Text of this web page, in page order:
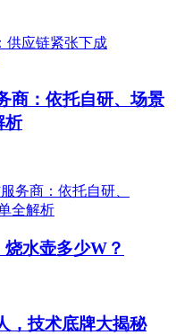
商：依托自研、场景
析
水壶多少W？
，技术底牌大揭秘